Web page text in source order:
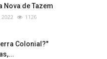
Nova de Tazem
2022 1126
Colonial?"